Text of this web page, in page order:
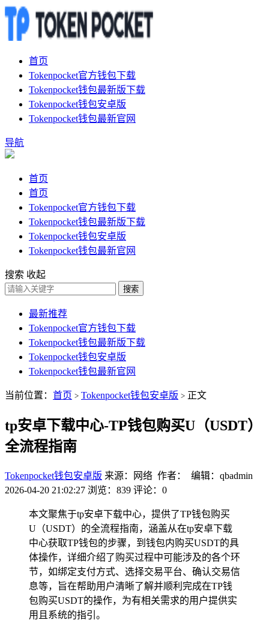
首页
Tokenpocket官方钱包下载
Tokenpocket钱包最新版下载
Tokenpocket钱包安卓版
Tokenpocket钱包最新官网
导航
首页
首页
Tokenpocket官方钱包下载
Tokenpocket钱包最新版下载
Tokenpocket钱包安卓版
Tokenpocket钱包最新官网
搜索 收起
搜索
最新推荐
Tokenpocket官方钱包下载
Tokenpocket钱包最新版下载
Tokenpocket钱包安卓版
Tokenpocket钱包最新官网
当前位置： 首页 > Tokenpocket钱包安卓版 > 正文
tp安卓下载中心-TP钱包购买U（USDT）
全流程指南
Tokenpocket钱包安卓版 来源：网络 作者： 编辑：qbadmin
2026-04-20 21:02:27 浏览：839 评论：0
本文聚焦于tp安卓下载中心，提供了TP钱包购买
U（USDT）的全流程指南，涵盖从在tp安卓下载
中心获取TP钱包的步骤，到钱包内购买USDT的具
体操作，详细介绍了购买过程中可能涉及的各个环
节，如绑定支付方式、选择交易平台、确认交易信
息等，旨在帮助用户清晰了解并顺利完成在TP钱
包购买USDT的操作，为有相关需求的用户提供实
用且系统的指引。